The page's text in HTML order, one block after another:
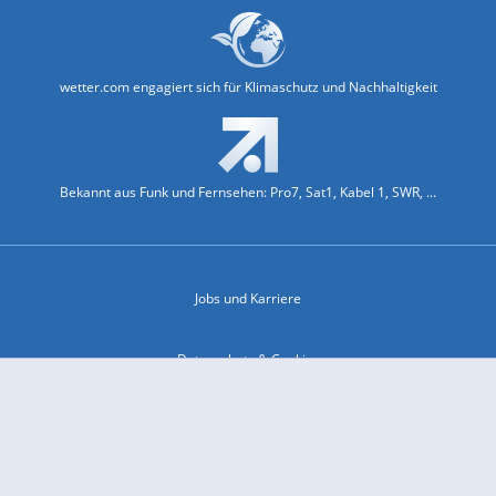
wetter.com engagiert sich für Klimaschutz und Nachhaltigkeit
Bekannt aus Funk und Fernsehen: Pro7, Sat1, Kabel 1, SWR, ...
Jobs und Karriere
Datenschutz & Cookies